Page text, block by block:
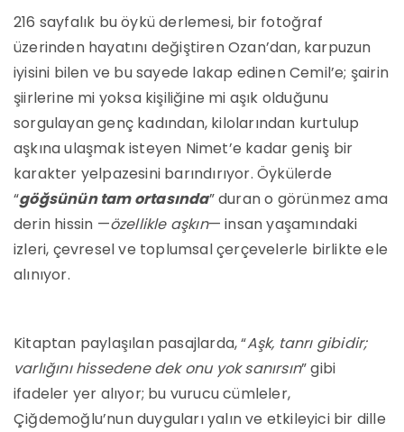
216 sayfalık bu öykü derlemesi, bir fotoğraf
üzerinden hayatını değiştiren Ozan’dan, karpuzun
iyisini bilen ve bu sayede lakap edinen Cemil’e; şairin
şiirlerine mi yoksa kişiliğine mi aşık olduğunu
sorgulayan genç kadından, kilolarından kurtulup
aşkına ulaşmak isteyen Nimet’e kadar geniş bir
karakter yelpazesini barındırıyor. Öykülerde
“göğsünün tam ortasında” duran o görünmez ama
derin hissin —özellikle aşkın— insan yaşamındaki
izleri, çevresel ve toplumsal çerçevelerle birlikte ele
alınıyor.
Kitaptan paylaşılan pasajlarda, “Aşk, tanrı gibidir;
varlığını hissedene dek onu yok sanırsın” gibi
ifadeler yer alıyor; bu vurucu cümleler,
Çiğdemoğlu’nun duyguları yalın ve etkileyici bir dille